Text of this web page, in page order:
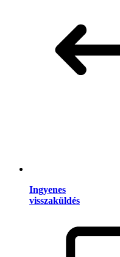
Ingyenes
visszaküldés